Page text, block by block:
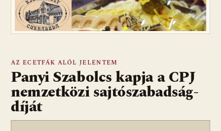
AZ ECETFÁK ALÓL JELENTEM
Panyi Szabolcs kapja a CPJ
nemzetközi sajtószabadság-
díját